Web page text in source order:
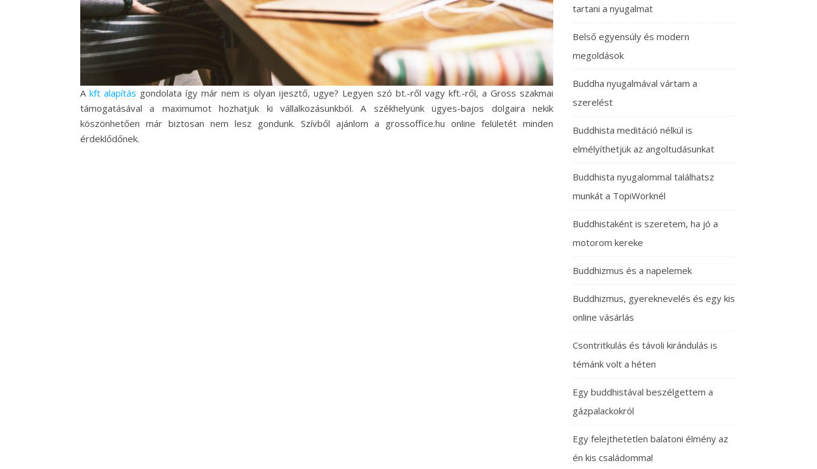
A kft alapítás gondolata így már nem is olyan ijesztő, ugye? Legyen szó bt.-ről vagy kft.-ről, a Gross szakmai
támogatásával a maximumot hozhatjuk ki vállalkozásunkból. A székhelyünk ügyes-bajos dolgaira nekik
köszönhetően már biztosan nem lesz gondunk. Szívből ajánlom a grossoffice.hu online felületét minden
érdeklődőnek.
tartani a nyugalmat
Belső egyensúly és modern
megoldások
Buddha nyugalmával vártam a
szerelést
Buddhista meditáció nélkül is
elmélyíthetjük az angoltudásunkat
Buddhista nyugalommal találhatsz
munkát a TopiWorknél
Buddhistaként is szeretem, ha jó a
motorom kereke
Buddhizmus és a napelemek
Buddhizmus, gyereknevelés és egy kis
online vásárlás
Csontritkulás és távoli kirándulás is
témánk volt a héten
Egy buddhistával beszélgettem a
gázpalackokról
Egy felejthetetlen balatoni élmény az
én kis családommal